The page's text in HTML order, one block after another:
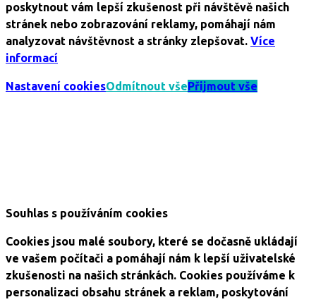
poskytnout vám lepší zkušenost při návštěvě našich
stránek nebo zobrazování reklamy, pomáhají nám
analyzovat návštěvnost a stránky zlepšovat. Více
informací
Nastavení cookiesOdmítnout všePřijmout vše
Souhlas s používáním cookies
Cookies jsou malé soubory, které se dočasně ukládají
ve vašem počítači a pomáhají nám k lepší uživatelské
zkušenosti na našich stránkách. Cookies používáme k
personalizaci obsahu stránek a reklam, poskytování